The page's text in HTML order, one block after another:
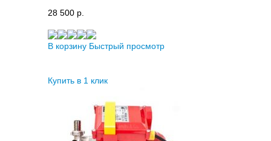
28 500 p.
В корзину Быстрый просмотр
Купить в 1 клик